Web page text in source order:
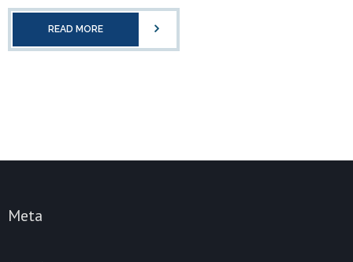
READ MORE
Meta